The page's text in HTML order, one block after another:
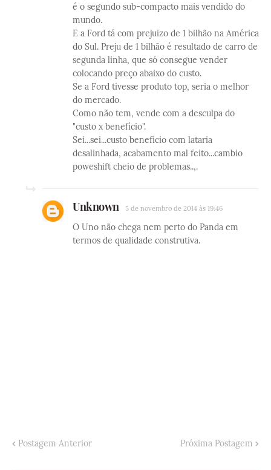
é o segundo sub-compacto mais vendido do
mundo.
E a Ford tá com prejuizo de 1 bilhão na América
do Sul. Preju de 1 bilhão é resultado de carro de
segunda linha, que só consegue vender
colocando preço abaixo do custo.
Se a Ford tivesse produto top, seria o melhor
do mercado.
Como não tem, vende com a desculpa do
"custo x benefício".
Sei...sei...custo benefício com lataria
desalinhada, acabamento mal feito...cambio
poweshift cheio de problemas..,.
Unknown 5 de novembro de 2014 às 19:46
O Uno não chega nem perto do Panda em
termos de qualidade construtiva.
Postagem Anterior Próxima Postagem